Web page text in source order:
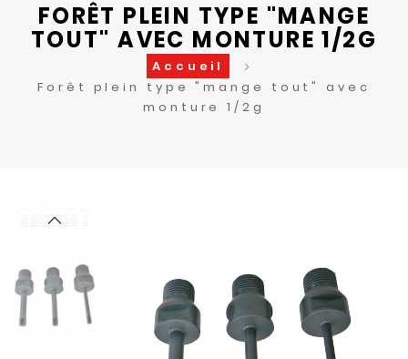
FORÊT PLEIN TYPE "MANGE
TOUT" AVEC MONTURE 1/2G
Accueil
Forêt plein type "mange tout" avec
monture 1/2g
end
of
the
beginning
of
the